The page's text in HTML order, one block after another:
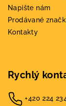
Napište nám
Prodávané
Kontakty
Rychlý
+420 224